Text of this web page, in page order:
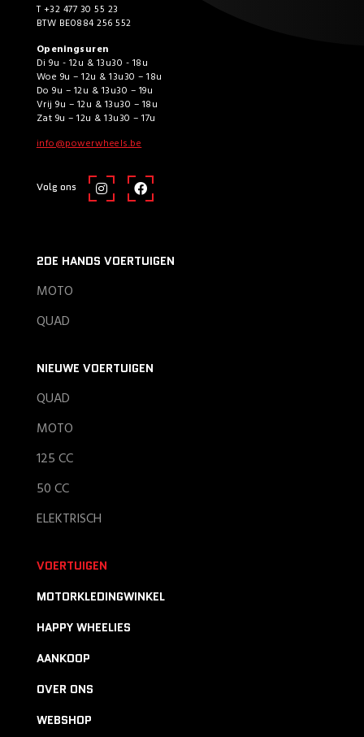
T +32 477 30 55 23
BTW BE0884 256 552
Openingsuren
Di 9u - 12u & 13u30 - 18u
Woe 9u – 12u & 13u30 – 18u
Do 9u – 12u & 13u30 – 19u
Vrij 9u – 12u & 13u30 – 18u
Zat 9u – 12u & 13u30 – 17u
info@powerwheels.be
Volg ons
2DE HANDS VOERTUIGEN
MOTO
QUAD
NIEUWE VOERTUIGEN
QUAD
MOTO
125 CC
50 CC
ELEKTRISCH
VOERTUIGEN
MOTORKLEDINGWINKEL
HAPPY WHEELIES
AANKOOP
OVER ONS
WEBSHOP